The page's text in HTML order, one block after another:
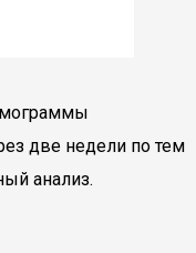
две недели по тем
анализ.